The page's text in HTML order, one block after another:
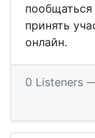
принять
онлайн.
0 Listeners